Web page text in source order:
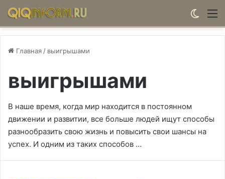
Главная / выигрышами
выигрышами
В наше время, когда мир находится в постоянном
движении и развитии, все больше людей ищут способы
разнообразить свою жизнь и повысить свои шансы на
успех. И одним из таких способов …